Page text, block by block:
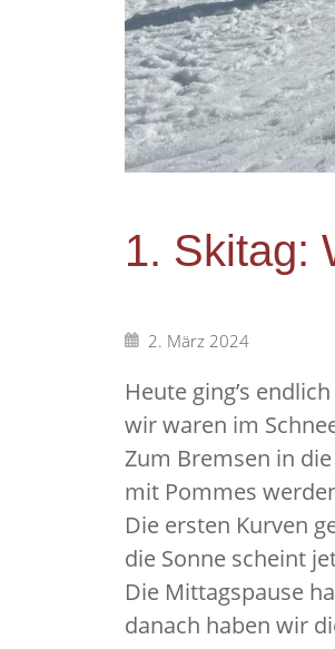
1. Skitag:
2. März 2024
Heute ging’s
wir waren im
Zum Bremsen in die
mit Pommes
Die ersten Kurven
die Sonne scheint
Die Mittagspause
danach haben wir